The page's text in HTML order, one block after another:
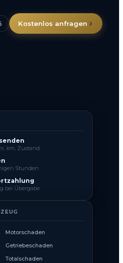
Kostenlos anfragen
km, Zustand
Stunden
bei Übergabe
Motorschaden
Getriebeschaden
Totalschaden